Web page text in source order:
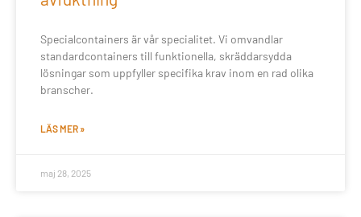
Specialcontainers är vår specialitet. Vi omvandlar
standardcontainers till funktionella, skräddarsydda
lösningar som uppfyller specifika krav inom en rad olika
branscher.
LÄS MER »
maj 28, 2025